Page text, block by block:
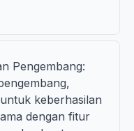
Pengembang:
keberhasilan
dengan fitur